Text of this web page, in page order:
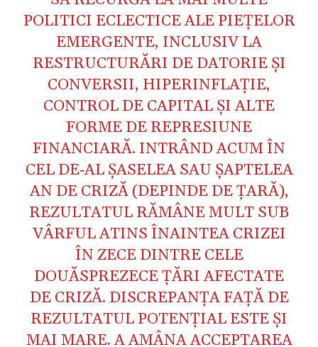
POLITICI ECLECTICE ALE PIEȚELOR
EMERGENTE, INCLUSIV LA
RESTRUCTURĂRI DE DATORIE ȘI
CONVERSII, HIPERINFLAȚIE,
CONTROL DE CAPITAL ȘI ALTE
FORME DE REPRESIUNE
FINANCIARĂ. INTRÂND ACUM ÎN
CEL DE‑AL ȘASELEA SAU ȘAPTELEA
AN DE CRIZĂ (DEPINDE DE ȚARĂ),
REZULTATUL RĂMÂNE MULT SUB
VÂRFUL ATINS ÎNAINTEA CRIZEI
ÎN ZECE DINTRE CELE
DOUĂSPREZECE ȚĂRI AFECTATE
DE CRIZĂ. DISCREPANȚA FAȚĂ DE
REZULTATUL POTENȚIAL ESTE ȘI
MAI MARE. A AMÂNA ACCEPTAREA